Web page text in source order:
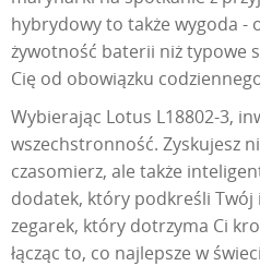
hybrydowy to także wygoda -
żywotność baterii niż typowe
Cię od obowiązku
Wybierając Lotus L18802-3,
wszechstronność. Zyskujesz
czasomierz, ale także
dodatek, który podkreśli Twój
zegarek, który dotrzyma Ci
łącząc to, co najlepsze w